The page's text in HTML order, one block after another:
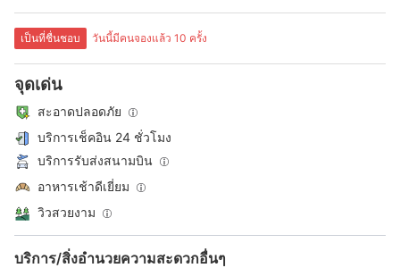
เป็นที่ชื่นชอบ วันนี้มีคนจองแล้ว 10 ครั้ง
จุดเด่น
สะอาดปลอดภัย
บริการเช็คอิน 24 ชั่วโมง
บริการรับส่งสนามบิน
อาหารเช้าดีเยี่ยม
วิวสวยงาม
บริการ/สิ่งอำนวยความสะดวกอื่นๆ